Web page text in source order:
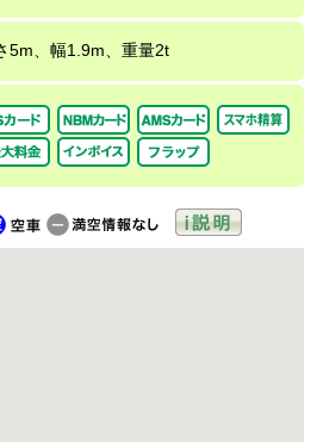
5m、幅1.9m、重量2t